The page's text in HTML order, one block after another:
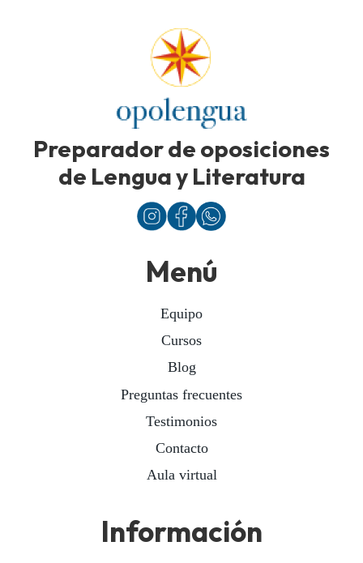
Preparador de oposiciones
de Lengua y Literatura
Menú
Equipo
Cursos
Blog
Preguntas frecuentes
Testimonios
Contacto
Aula virtual
Información